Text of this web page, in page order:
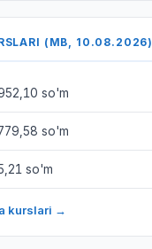
(MB, 10.08.2026)
so'm
so'm
so'm
kurslari →